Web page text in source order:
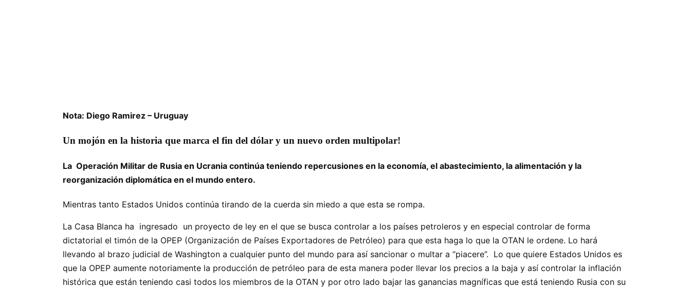
Nota: Diego Ramirez – Uruguay
Un mojón en la historia que marca el fin del dólar y un nuevo orden multipolar!
La Operación Militar de Rusia en Ucrania continúa teniendo repercusiones en la economía, el abastecimiento, la alimentación y la
reorganización diplomática en el mundo entero.
Mientras tanto Estados Unidos continúa tirando de la cuerda sin miedo a que esta se rompa.
La Casa Blanca ha ingresado un proyecto de ley en el que se busca controlar a los países petroleros y en especial controlar de forma
dictatorial el timón de la OPEP (Organización de Países Exportadores de Petróleo) para que esta haga lo que la OTAN le ordene. Lo hará
llevando al brazo judicial de Washington a cualquier punto del mundo para así sancionar o multar a “piacere”. Lo que quiere Estados Unidos es
que la OPEP aumente notoriamente la producción de petróleo para de esta manera poder llevar los precios a la baja y así controlar la inflación
histórica que están teniendo casi todos los miembros de la OTAN y por otro lado bajar las ganancias magníficas que está teniendo Rusia con su